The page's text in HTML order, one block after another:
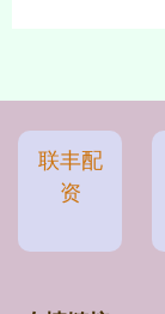
联丰配
资